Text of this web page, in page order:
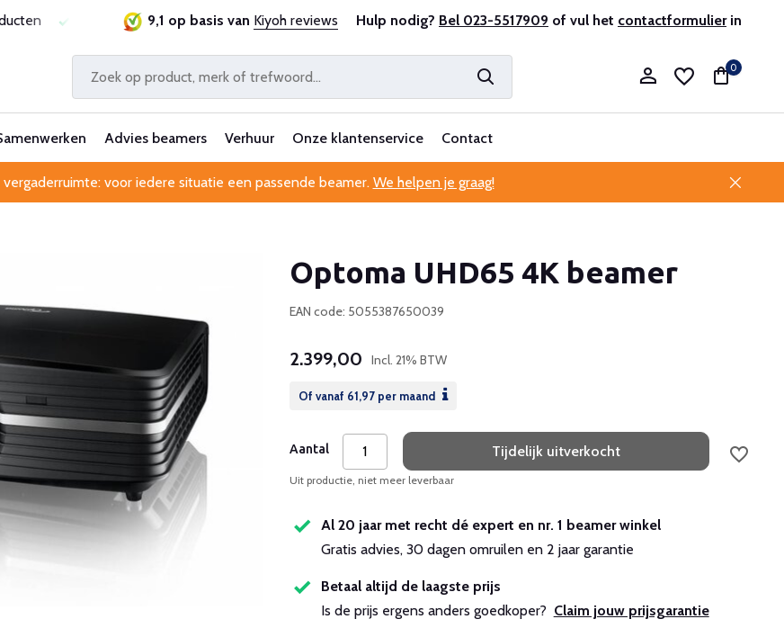
Al 25 jaar betrouwbaar en ervaren Professionele klantenservice
9,1 op basis van Kiyoh reviews Hulp nodig? Bel 023-5517909 of vul het contactformulierin
Account aanmaken
0
Advies beamers Verhuur Onze klantenservice Contact
voor iedere situatie een passende beamer. We helpen je graag!
Optoma UHD65 4K beamer
EAN code: 5055387650039
2.399,00 Incl. 21% BTW
Of vanaf 61,97per maand
Aantal Tijdelijk uitverkocht
Uit productie, niet meer leverbaar
Al 20 jaar met recht dé expert en nr. 1 beamer winkel
Gratis advies, 30 dagen omruilen en 2 jaar garantie
Betaal altijd de laagste prijs
Is de prijs ergens anders goedkoper? Claim jouw prijsgarantie